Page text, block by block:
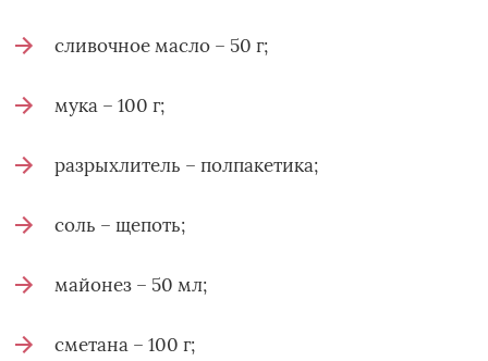
сливочное масло – 50 г;
мука – 100 г;
разрыхлитель – полпакетика;
соль – щепоть;
майонез – 50 мл;
сметана – 100 г;